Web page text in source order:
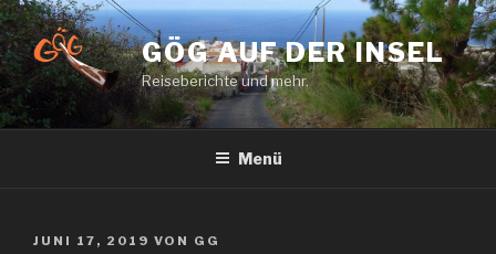
Zum
Inhalt
springen
GÖG AUF DER INSEL
Reiseberichte und mehr.
Menü
VERÖFFENTLICHT
JUNI 17, 2019 VON GG